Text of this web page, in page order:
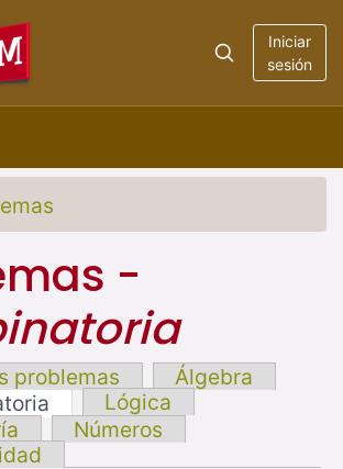
Iniciar
sesión
-
problemas
Álgebra
Lógica
Números